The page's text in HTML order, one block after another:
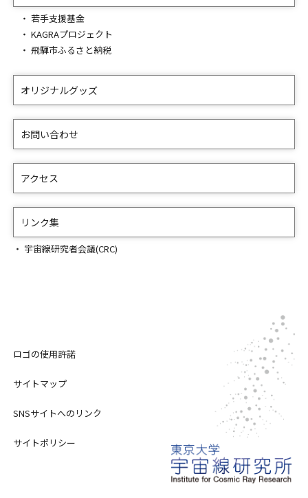
若手支援基金
KAGRAプロジェクト
飛騨市ふるさと納税
オリジナルグッズ
お問い合わせ
アクセス
リンク集
宇宙線研究者会議(CRC)
ロゴの使用許諾
サイトマップ
SNSサイトへのリンク
サイトポリシー